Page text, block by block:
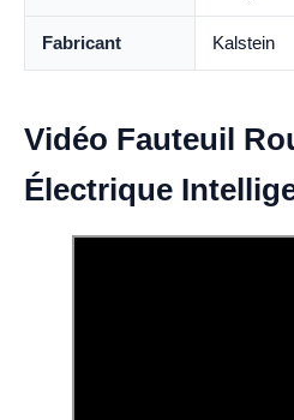
Fabricant Kalstein
Vidéo Fauteuil
Électrique